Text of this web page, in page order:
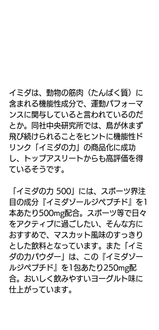
イミダは、動物の筋肉（たんぱく質）に
含まれる機能性成分で、運動パフォーマ
ンスに関与していると言われているのだ
とか。同社中央研究所では、鳥が休まず
飛び続けられることをヒントに機能性ド
リンク「イミダの力」の商品化に成功
し、トップアスリートからも高評価を得
ているそうです。
「イミダの力 500」には、スポーツ界注
目の成分『イミダゾールジペプチド』を1
本あたり500mg配合。スポーツ等で日々
をアクティブに過ごしたい、そんな方に
おすすめで、マスカット風味のすっきり
とした飲料となっています。また「イミ
ダの力パウダー」は、この『イミダゾー
ルジペプチド』を1包あたり250mg配
合。おいしく飲みやすいヨーグルト味に
仕上がっています。